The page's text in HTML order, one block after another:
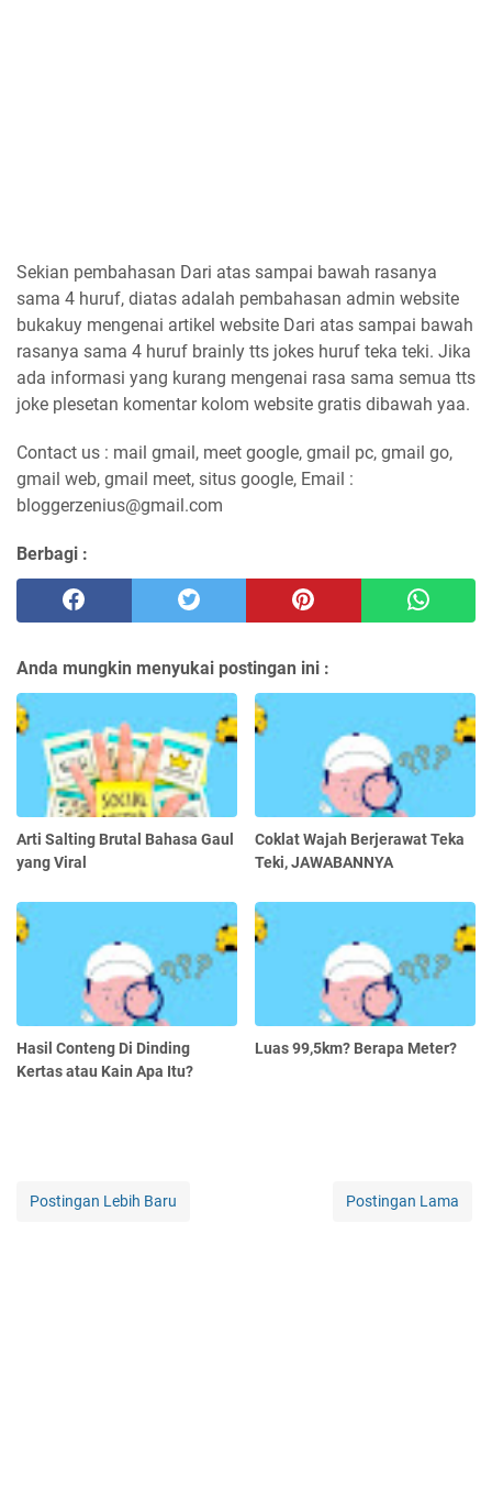
Sekian pembahasan Dari atas sampai bawah rasanya
sama 4 huruf, diatas adalah pembahasan admin website
bukakuy mengenai artikel website Dari atas sampai bawah
rasanya sama 4 huruf brainly tts jokes huruf teka teki. Jika
ada informasi yang kurang mengenai rasa sama semua tts
joke plesetan komentar kolom website gratis dibawah yaa.
Contact us : mail gmail, meet google, gmail pc, gmail go,
gmail web, gmail meet, situs google, Email :
bloggerzenius@gmail.com
Berbagi :
Anda mungkin menyukai postingan ini :
Arti Salting Brutal Bahasa Gaul
yang Viral
Coklat Wajah Berjerawat Teka
Teki, JAWABANNYA
Hasil Conteng Di Dinding
Kertas atau Kain Apa Itu?
Luas 99,5km? Berapa Meter?
Postingan Lebih Baru Postingan Lama